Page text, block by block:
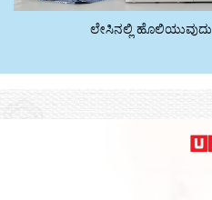
ಲೇಸಿನಲ್ಲಿ ಹೊಲಿಯುವುದು